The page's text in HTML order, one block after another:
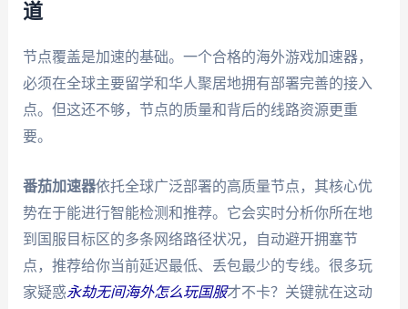
道
节点覆盖是加速的基础。一个合格的海外游戏加速器，
必须在全球主要留学和华人聚居地拥有部署完善的接入
点。但这还不够，节点的质量和背后的线路资源更重
要。
番茄加速器依托全球广泛部署的高质量节点，其核心优
势在于能进行智能检测和推荐。它会实时分析你所在地
到国服目标区的多条网络路径状况，自动避开拥塞节
点，推荐给你当前延迟最低、丢包最少的专线。很多玩
家疑惑永劫无间海外怎么玩国服才不卡？关键就在这动